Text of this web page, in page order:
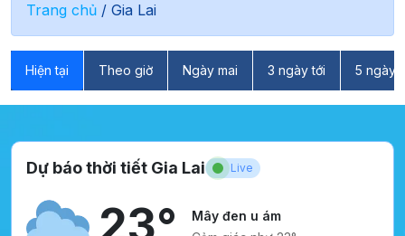
Trang chủ / Gia Lai
Hiện tại Theo giờ Ngày mai 3 ngày tới 5 ngày
Dự báo thời tiết Gia Lai Live
Mây đen u ám